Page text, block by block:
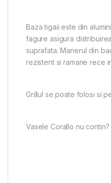
Baza tigaii este din
fagure asigura
suprafata. Manerul din
rezistent si ramane rece
Grillul se poate folosi si
Vasele Corallo nu contin?